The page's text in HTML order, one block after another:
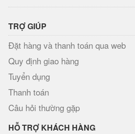
TRỢ GIÚP
Đặt hàng và thanh toán qua web
Quy định giao hàng
Tuyển dụng
Thanh toán
Câu hỏi thường gặp
HỖ TRỢ KHÁCH HÀNG